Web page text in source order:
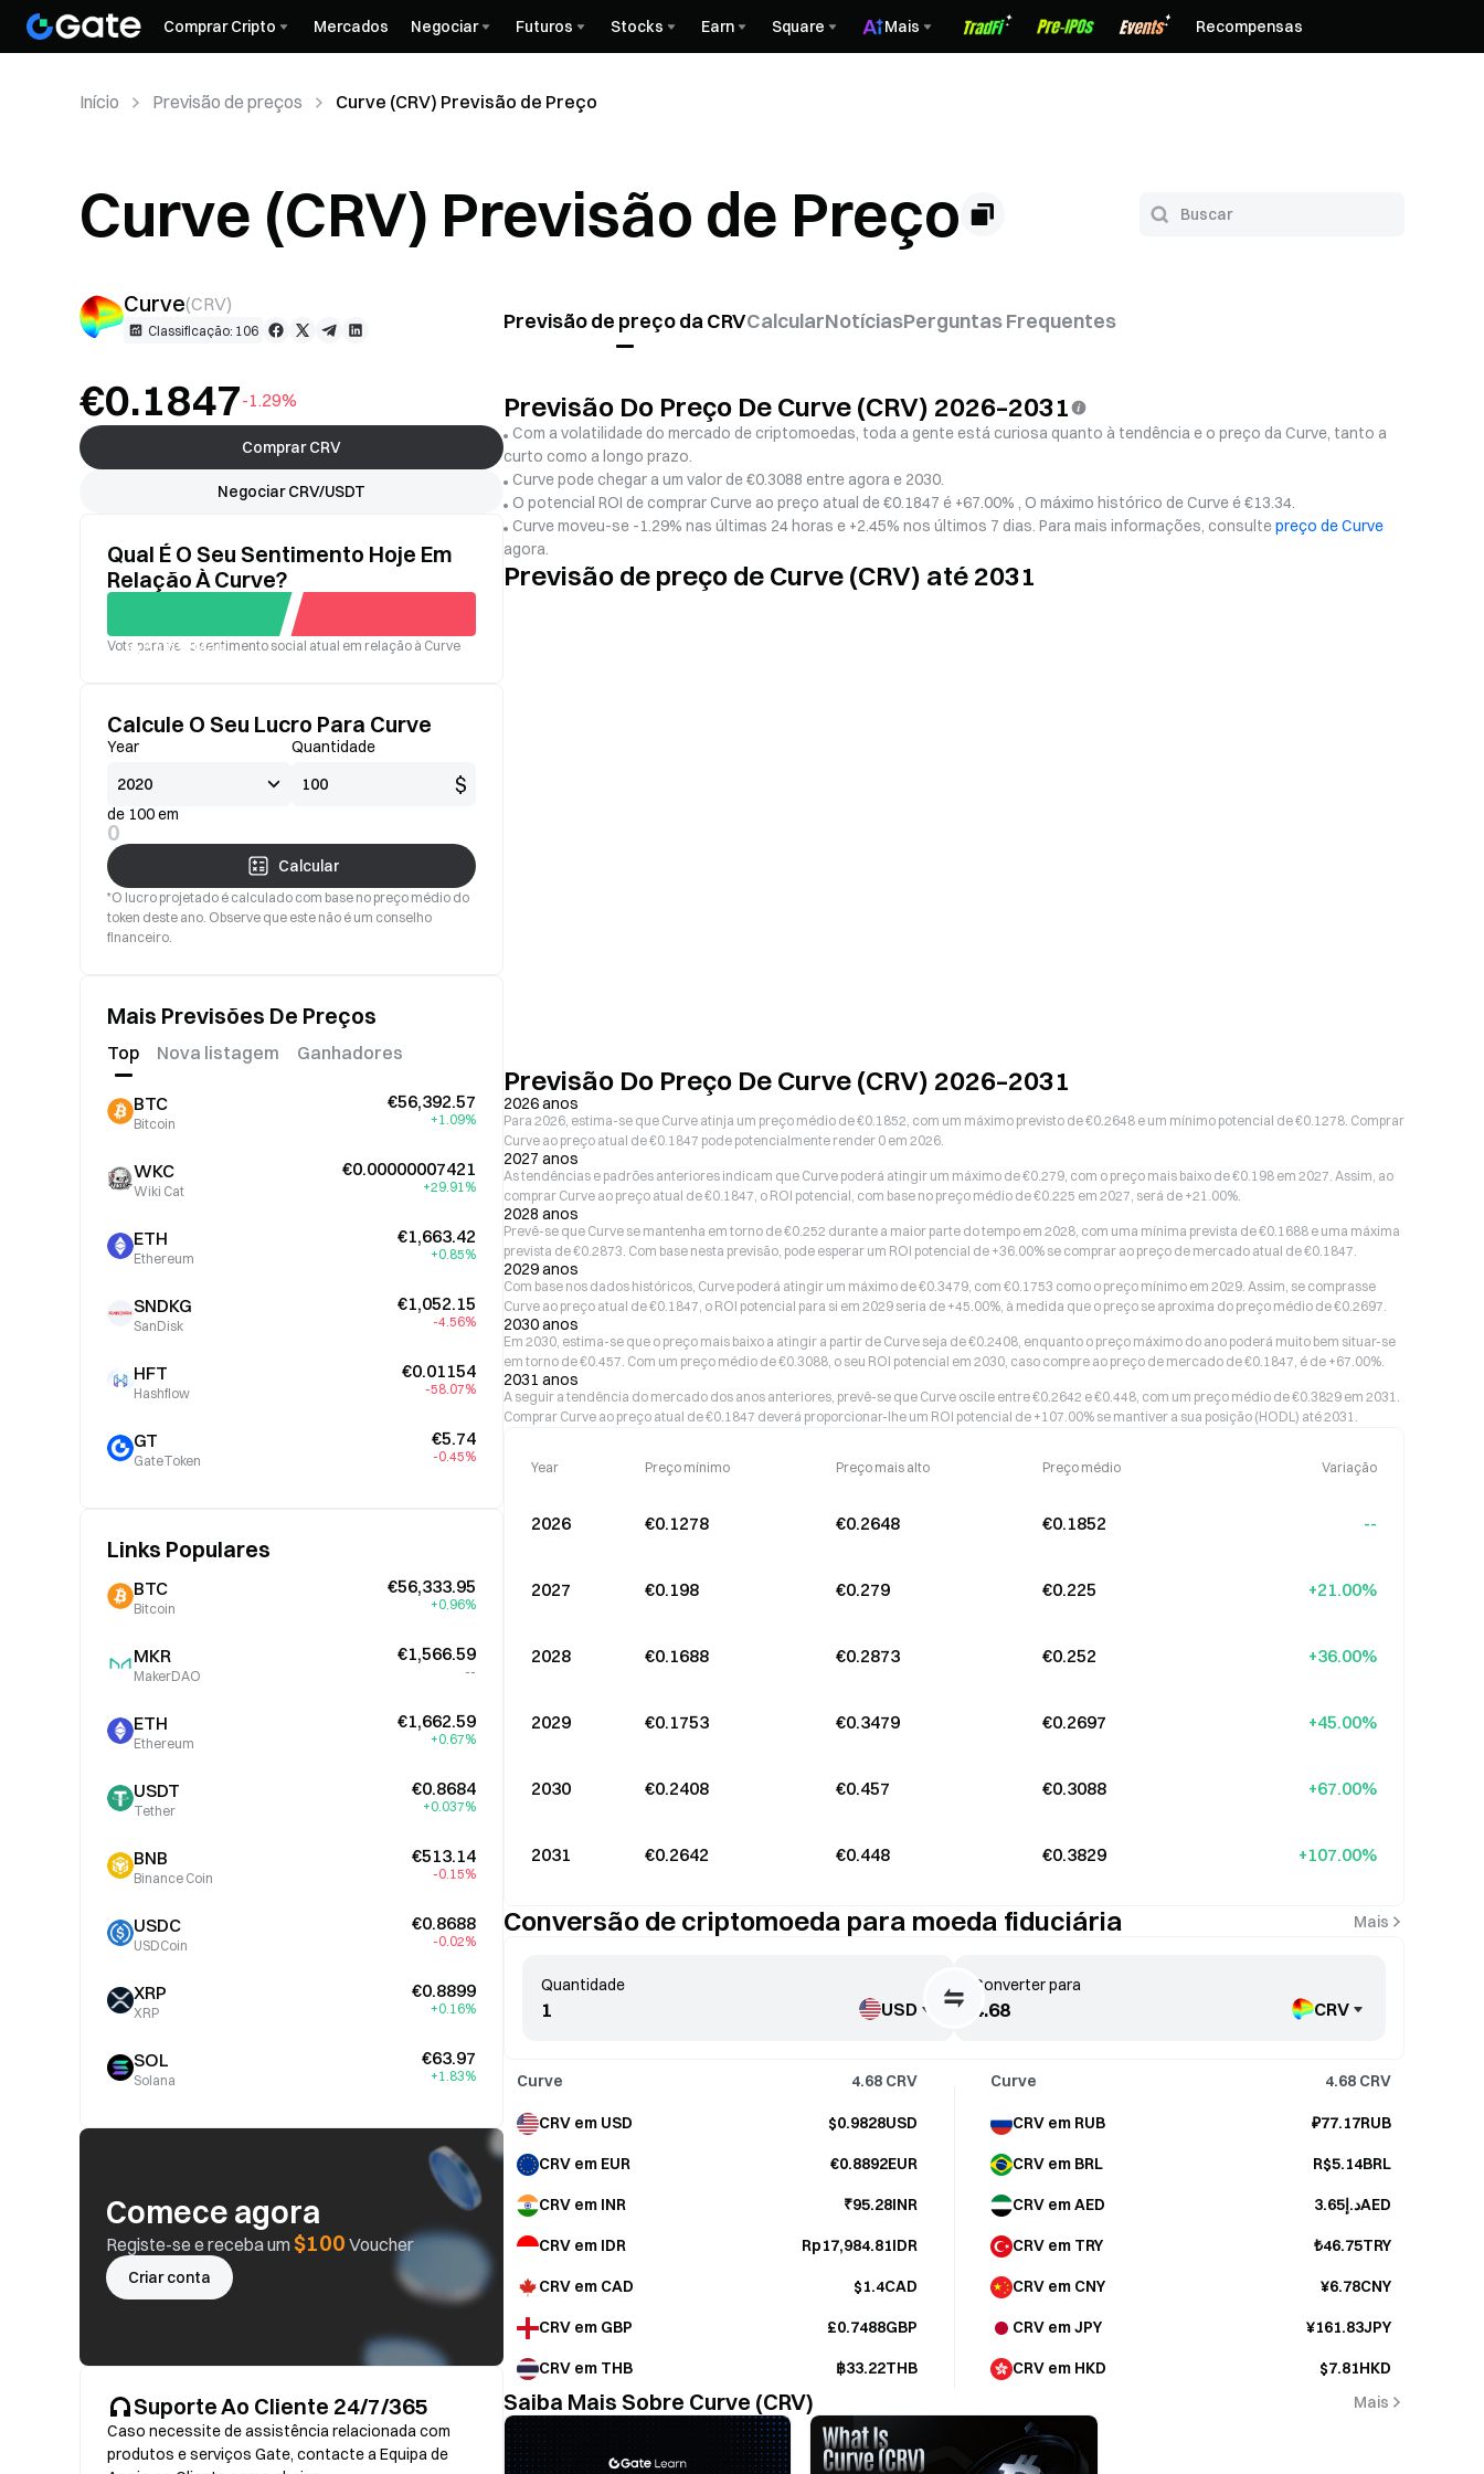
Comprar Cripto Mercados Negociar Futuros Stocks Earn Square Mais Recompensas
Início Previsão de preços Curve (CRV) Previsão de Preço
Curve (CRV) Previsão de Preço
Curve(CRV)
Classificação: 106 Previsão de preço da CRVCalcularNotíciasPerguntas Frequentes
€0.1847-1.29%
Comprar CRV
Negociar CRV/USDT
Qual É O Seu Sentimento Hoje Em
Relação À Curve?
Bom Mau
Vote para ver o sentimento social atual em relação à Curve
Calcule O Seu Lucro Para Curve
Year Quantidade
$
de 100 em
0
Calcular
*O lucro projetado é calculado com base no preço médio do
token deste ano. Observe que este não é um conselho
financeiro.
Mais Previsões De Preços
Top Nova listagem Ganhadores
BTC
Bitcoin
€56,392.57
+1.09%
WKC
Wiki Cat
€0.00000007421
+29.91%
ETH
Ethereum
€1,663.42
+0.85%
SNDKG
SanDisk
€1,052.15
-4.56%
HFT
Hashflow
€0.01154
-58.07%
GT
GateToken
€5.74
-0.45%
Links Populares
BTC
Bitcoin
€56,333.95
+0.96%
MKR
MakerDAO
€1,566.59
--
ETH
Ethereum
€1,662.59
+0.67%
USDT
Tether
€0.8684
+0.037%
BNB
Binance Coin
€513.14
-0.15%
USDC
USDCoin
€0.8688
-0.02%
XRP
XRP
€0.8899
+0.16%
SOL
Solana
€63.97
+1.83%
Comece agora
Registe-se e receba um $100 Voucher
Criar conta
Suporte Ao Cliente 24/7/365
Caso necessite de assistência relacionada com
produtos e serviços Gate, contacte a Equipa de
Previsão Do Preço De Curve (CRV) 2026–2031
Com a volatilidade do mercado de criptomoedas, toda a gente está curiosa quanto à tendência e o preço da Curve, tanto a
curto como a longo prazo.
Curve pode chegar a um valor de €0.3088 entre agora e 2030.
O potencial ROI de comprar Curve ao preço atual de €0.1847 é +67.00% , O máximo histórico de Curve é €13.34.
Curve moveu-se -1.29% nas últimas 24 horas e +2.45% nos últimos 7 dias. Para mais informações, consultepreço de Curve
agora.
Previsão de preço de Curve (CRV) até 2031
Previsão Do Preço De Curve (CRV) 2026–2031
2026 anos
Para 2026, estima-se que Curve atinja um preço médio de €0.1852, com um máximo previsto de €0.2648 e um mínimo potencial de €0.1278. Comprar
Curve ao preço atual de €0.1847 pode potencialmente render 0 em 2026.
2027 anos
As tendências e padrões anteriores indicam que Curve poderá atingir um máximo de €0.279, com o preço mais baixo de €0.198 em 2027. Assim, ao
comprar Curve ao preço atual de €0.1847, o ROI potencial, com base no preço médio de €0.225 em 2027, será de +21.00%.
2028 anos
Prevê-se que Curve se mantenha em torno de €0.252 durante a maior parte do tempo em 2028, com uma mínima prevista de €0.1688 e uma máxima
prevista de €0.2873. Com base nesta previsão, pode esperar um ROI potencial de +36.00% se comprar ao preço de mercado atual de €0.1847.
2029 anos
Com base nos dados históricos, Curve poderá atingir um máximo de €0.3479, com €0.1753 como o preço mínimo em 2029. Assim, se comprasse
Curve ao preço atual de €0.1847, o ROI potencial para si em 2029 seria de +45.00%, à medida que o preço se aproxima do preço médio de €0.2697.
2030 anos
Em 2030, estima-se que o preço mais baixo a atingir a partir de Curve seja de €0.2408, enquanto o preço máximo do ano poderá muito bem situar-se
em torno de €0.457. Com um preço médio de €0.3088, o seu ROI potencial em 2030, caso compre ao preço de mercado de €0.1847, é de +67.00%.
2031 anos
A seguir a tendência do mercado dos anos anteriores, prevê-se que Curve oscile entre €0.2642 e €0.448, com um preço médio de €0.3829 em 2031.
Comprar Curve ao preço atual de €0.1847 deverá proporcionar-lhe um ROI potencial de +107.00% se mantiver a sua posição (HODL) até 2031.
Year Preço mínimo Preço mais alto Preço médio Variação
2026 €0.1278 €0.2648 €0.1852 --
2027 €0.198 €0.279 €0.225 +21.00%
2028 €0.1688 €0.2873 €0.252 +36.00%
2029 €0.1753 €0.3479 €0.2697 +45.00%
2030 €0.2408 €0.457 €0.3088 +67.00%
2031 €0.2642 €0.448 €0.3829 +107.00%
Conversão de criptomoeda para moeda fiduciária Mais
Converter para
CRV
Quantidade
USD
Curve 4.68 CRV
CRV em USD $0.9828USD
CRV em EUR €0.8892EUR
CRV em INR ₹95.28INR
CRV em IDR Rp17,984.81IDR
CRV em CAD $1.4CAD
CRV em GBP £0.7488GBP
CRV em THB ฿33.22THB
Curve 4.68 CRV
CRV em RUB ₽77.17RUB
CRV em BRL R$5.14BRL
CRV em AED د.إ3.65AED
CRV em TRY ₺46.75TRY
CRV em CNY ¥6.78CNY
CRV em JPY ¥161.83JPY
CRV em HKD $7.81HKD
Saiba Mais Sobre Curve (CRV) Mais